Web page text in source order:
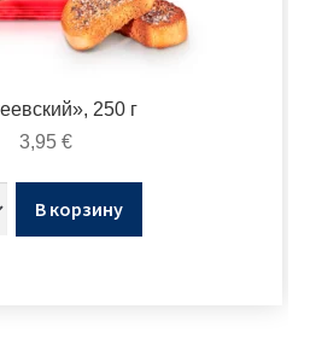
250 г
3,95 €
В корзину